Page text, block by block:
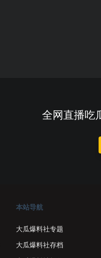
全网直播吃
本站导航
大瓜爆料社专题
大瓜爆料社存档